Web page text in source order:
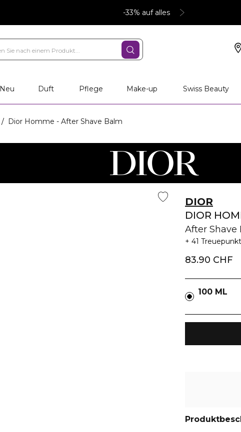
-33% auf alles
Neu Duft Pflege Make-up Swiss Beauty
Dior Homme - After Shave Balm
DIOR
DIOR
After Shave
41
83.90 CHF
100 ML